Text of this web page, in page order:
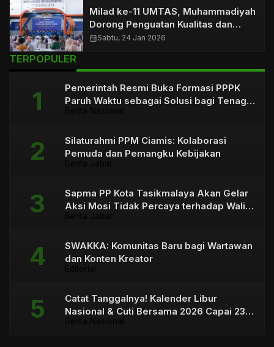
Milad ke-11 UMTAS, Muhammadiyah
Dorong Penguatan Kualitas dan
Ekspansi Prodi
calendar_monthSabtu, 24 Jan 2026
TERPOPULER
Pemerintah Resmi Buka Formasi PPPK
Paruh Waktu sebagai Solusi bagi Tenaga
Silaturahmi PPM Ciamis: Kolaborasi
Pemuda dan Pemangku Kebijakan
Sapma PP Kota Tasikmalaya Akan Gelar
Aksi Mosi Tidak Percaya terhadap Wali
SWAKKA: Komunitas Baru bagi Wartawan
dan Konten Kreator
Catat Tanggalnya! Kalender Libur
Nasional & Cuti Bersama 2026 Capai 23